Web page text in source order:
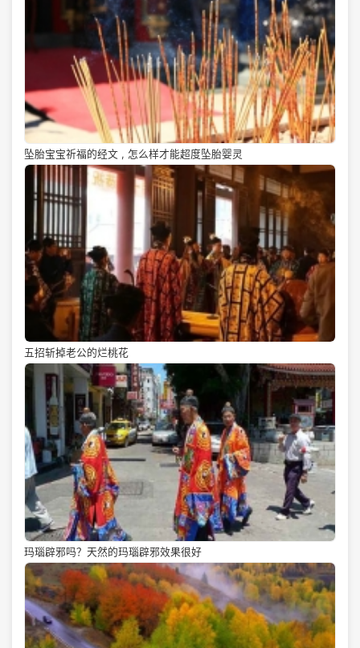
坠胎宝宝祈福的经文 , 怎么样才能超度坠胎婴灵
五招斩掉老公的烂桃花
玛瑙辟邪吗？天然的玛瑙辟邪效果很好